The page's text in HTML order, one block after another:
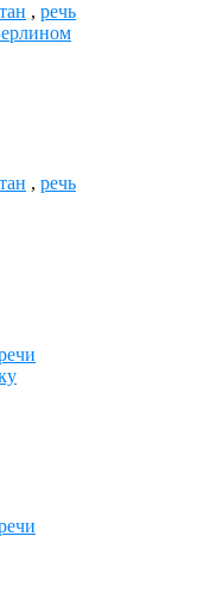
, речь
, речь